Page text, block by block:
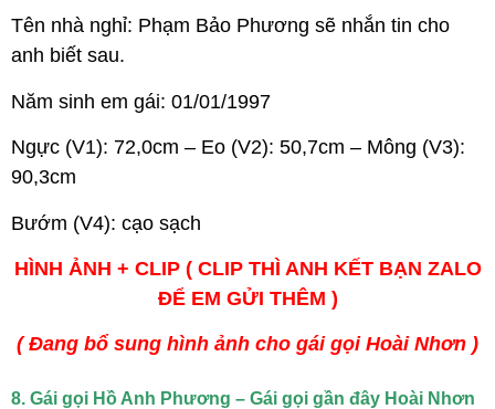
Tên nhà nghỉ: Phạm Bảo Phương sẽ nhắn tin cho
anh biết sau.
Năm sinh em gái: 01/01/1997
Ngực (V1): 72,0cm – Eo (V2): 50,7cm – Mông (V3):
90,3cm
Bướm (V4): cạo sạch
HÌNH ẢNH + CLIP ( CLIP THÌ ANH KẾT BẠN ZALO
ĐỂ EM GỬI THÊM )
( Đang bổ sung hình ảnh cho gái gọi Hoài Nhơn )
8. Gái gọi Hồ Anh Phương – Gái gọi gần đây Hoài Nhơn